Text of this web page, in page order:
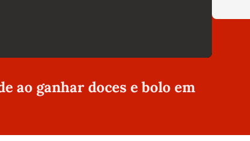
ao ganhar doces e bolo em